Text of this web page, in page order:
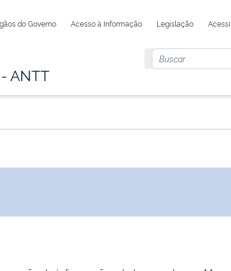
do Governo Acesso à Informação Legislação
ANTT